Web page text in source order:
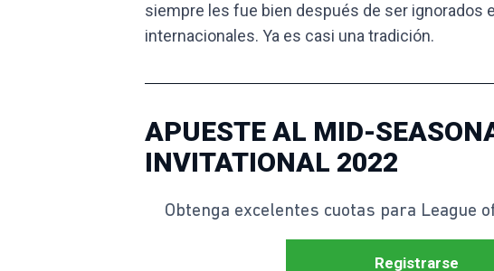
siempre les fue bien después de ser ignorados
internacionales. Ya es casi una tradición.
APUESTE AL MID-
INVITATIONAL 2022
Obtenga excelentes cuotas para League
Registrarse